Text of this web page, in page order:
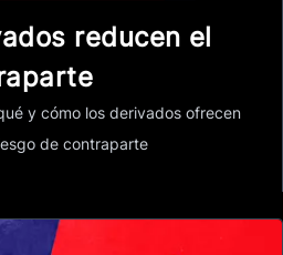
reducen el
y cómo los derivados ofrecen
de contraparte